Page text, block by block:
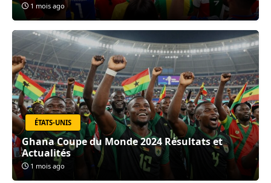
1 mois ago
ÉTATS-UNIS
Ghana Coupe du Monde 2024 Résultats et
Actualités
1 mois ago